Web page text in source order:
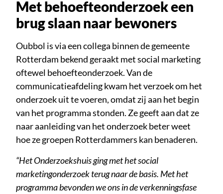
Met behoefteonderzoek een
brug slaan naar bewoners
Oubbol is via een collega binnen de gemeente
Rotterdam bekend geraakt met social marketing
oftewel behoefteonderzoek. Van de
communicatieafdeling kwam het verzoek om het
onderzoek uit te voeren, omdat zij aan het begin
van het programma stonden. Ze geeft aan dat ze
naar aanleiding van het onderzoek beter weet
hoe ze groepen Rotterdammers kan benaderen.
“Het Onderzoekshuis ging met het social
marketingonderzoek terug naar de basis. Met het
programma bevonden we ons in de verkenningsfase